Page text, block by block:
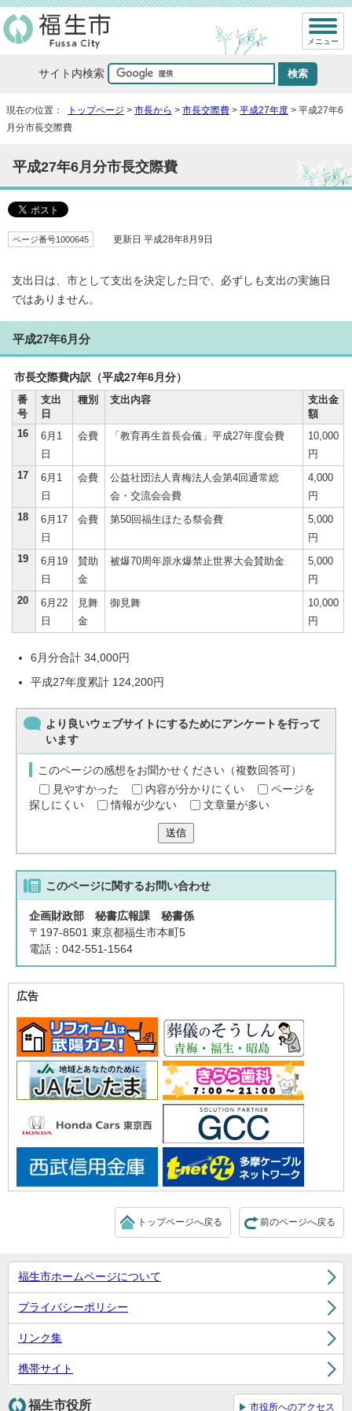
サイト内検索
メニュー
現在の位置： トップページ > 市長から > 市長交際費 > 平成27年度 > 平成27年6
月分市長交際費
平成27年6月分市長交際費
ページ番号1000645 更新日 平成28年8月9日
支出日は、市として支出を決定した日で、必ずしも支出の実施日
ではありません。
平成27年6月分
市長交際費内訳（平成27年6月分）
番
号
支出
日
種別 支出内容
支出金
額
16
6月1
日
会費 「教育再生首長会儀」平成27年度会費
10,000
円
17
6月1
日
会費
公益社団法人青梅法人会第4回通常総
会・交流会会費
4,000
円
18
6月17
日
会費 第50回福生ほたる祭会費
5,000
円
19
6月19
日
賛助
金
被爆70周年原水爆禁止世界大会賛助金
5,000
円
20
6月22
日
見舞
金
御見舞
10,000
円
6月分合計 34,000円
平成27年度累計 124,200円
より良いウェブサイトにするためにアンケートを行って
います
このページの感想をお聞かせください（複数回答可）
見やすかった
内容が分かりにくい
ページを
探しにくい
情報が少ない 文章量が多い
送信
このページに関するお問い合わせ
企画財政部 秘書広報課 秘書係
〒197-8501 東京都福生市本町5
電話：042-551-1564
広告
前のページへ戻る
トップページへ戻る
福生市ホームページについて
プライバシーポリシー
リンク集
携帯サイト
福生市役所 市役所へのアクセス